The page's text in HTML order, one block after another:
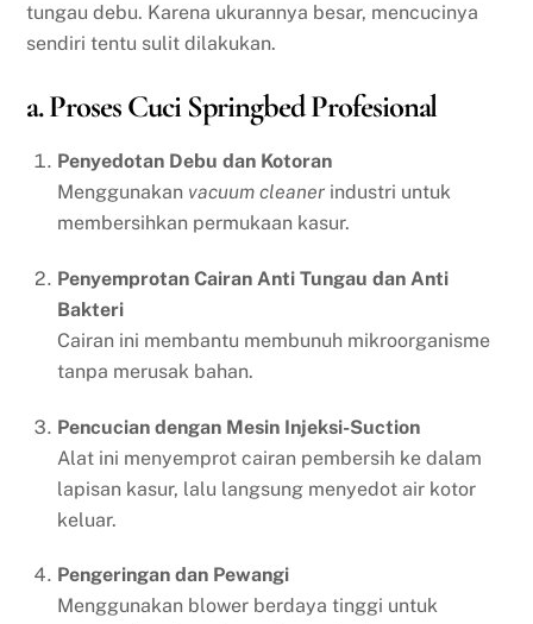
tungau debu. Karena ukurannya besar, mencucinya
sendiri tentu sulit dilakukan.
a. Proses Cuci Springbed Profesional
Penyedotan Debu dan Kotoran
Menggunakan vacuum cleaner industri untuk
membersihkan permukaan kasur.
Penyemprotan Cairan Anti Tungau dan Anti
Bakteri
Cairan ini membantu membunuh mikroorganisme
tanpa merusak bahan.
Pencucian dengan Mesin Injeksi-Suction
Alat ini menyemprot cairan pembersih ke dalam
lapisan kasur, lalu langsung menyedot air kotor
keluar.
Pengeringan dan Pewangi
Menggunakan blower berdaya tinggi untuk